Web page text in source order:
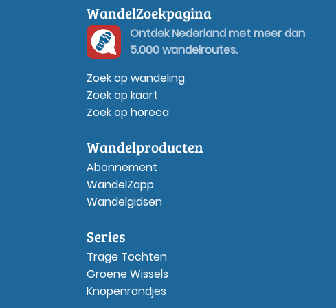
WandelZoekpagina
Ontdek Nederland met meer dan
5.000 wandelroutes.
Zoek op wandeling
Zoek op kaart
Zoek op horeca
Wandelproducten
Abonnement
WandelZapp
Wandelgidsen
Series
Trage Tochten
Groene Wissels
Knopenrondjes